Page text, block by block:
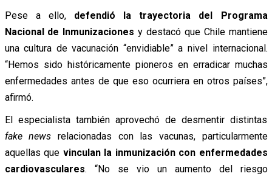
Pese a ello, defendió la trayectoria del Programa
Nacional de Inmunizaciones y destacó que Chile mantiene
una cultura de vacunación “envidiable” a nivel internacional.
“Hemos sido históricamente pioneros en erradicar muchas
enfermedades antes de que eso ocurriera en otros países”,
afirmó.
El especialista también aprovechó de desmentir distintas
fake news relacionadas con las vacunas, particularmente
aquellas que vinculan la inmunización con enfermedades
cardiovasculares. “No se vio un aumento del riesgo